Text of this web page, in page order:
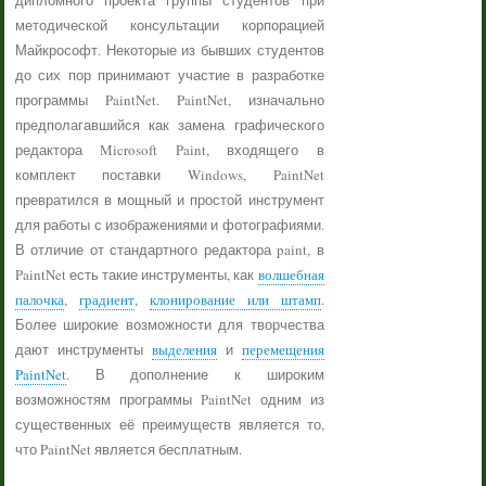
методической консультации корпорацией
Майкрософт. Некоторые из бывших студентов
до сих пор принимают участие в разработке
программы PaintNet. PaintNet, изначально
предполагавшийся как замена графического
редактора Microsoft Paint, входящего в
комплект поставки Windows, PaintNet
превратился в мощный и простой инструмент
для работы с изображениями и фотографиями.
В отличие от стандартного редактора paint, в
PaintNet есть такие инструменты, как волшебная
палочка, градиент, клонирование или штамп.
Более широкие возможности для творчества
дают инструменты выделенияи перемещения
PaintNet. В дополнение к широким
возможностям программы PaintNet одним из
существенных её преимуществ является то,
что PaintNet является бесплатным.